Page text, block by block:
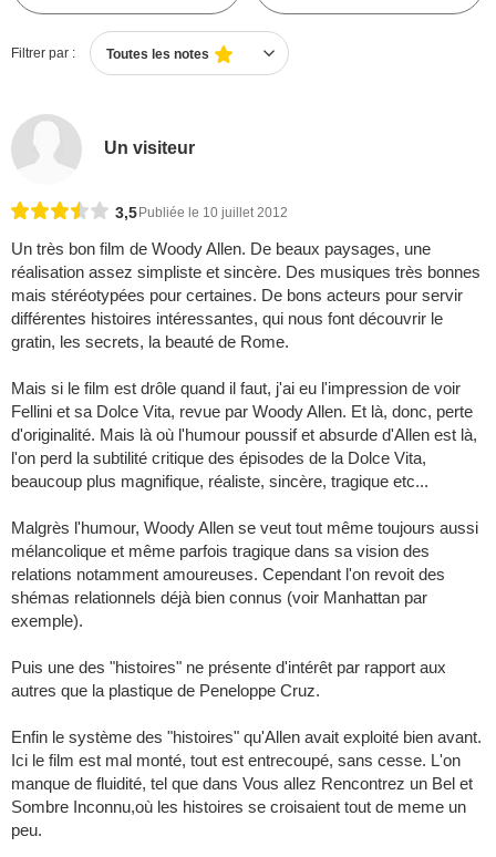
Filtrer par : Toutes les notes
Un visiteur
3,5 Publiée le 10 juillet 2012
Un très bon film de Woody Allen. De beaux paysages, une
réalisation assez simpliste et sincère. Des musiques très bonnes
mais stéréotypées pour certaines. De bons acteurs pour servir
différentes histoires intéressantes, qui nous font découvrir le
gratin, les secrets, la beauté de Rome.
Mais si le film est drôle quand il faut, j'ai eu l'impression de voir
Fellini et sa Dolce Vita, revue par Woody Allen. Et là, donc, perte
d'originalité. Mais là où l'humour poussif et absurde d'Allen est là,
l'on perd la subtilité critique des épisodes de la Dolce Vita,
beaucoup plus magnifique, réaliste, sincère, tragique etc...
Malgrès l'humour, Woody Allen se veut tout même toujours aussi
mélancolique et même parfois tragique dans sa vision des
relations notamment amoureuses. Cependant l'on revoit des
shémas relationnels déjà bien connus (voir Manhattan par
exemple).
Puis une des "histoires" ne présente d'intérêt par rapport aux
autres que la plastique de Peneloppe Cruz.
Enfin le système des "histoires" qu'Allen avait exploité bien avant.
Ici le film est mal monté, tout est entrecoupé, sans cesse. L'on
manque de fluidité, tel que dans Vous allez Rencontrez un Bel et
Sombre Inconnu,où les histoires se croisaient tout de meme un
peu.